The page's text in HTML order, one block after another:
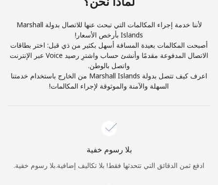
اشتراك
أهلًا!
لأننا خدمة إجراء المكالمات التي تبحث عنها للاتصال بدولة Marshall
Islands بأرخص الأسعار!
أصبحت المكالمات بعيدة المسافة أسهل بكثير من ذي قبل: اختر بطاقات
الاتصال المدفوعة مقدمًا وأنشئ حساب واشترِ رصيد Voice عبر الإنترنت
واتصل بالوطن.
اعرف كيف تتصل بدولة Marshall Islands من الخارج باستخدام خدمتنا
السهلة والآمنة والموثوقة لإجراء المكالمات!
بلا رسوم خفية
ادفع ثمن الدقائق التي تتحدثها فقط! بلا تكاليف إضافية.بلا رسوم خفية.